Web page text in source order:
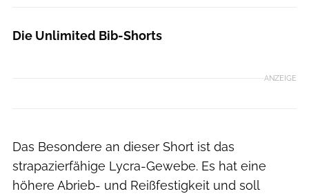
Die Unlimited Bib-Shorts
ANZEIGE
Das Besondere an dieser Short ist das
strapazierfähige Lycra-Gewebe. Es hat eine
höhere Abrieb- und Reißfestigkeit und soll